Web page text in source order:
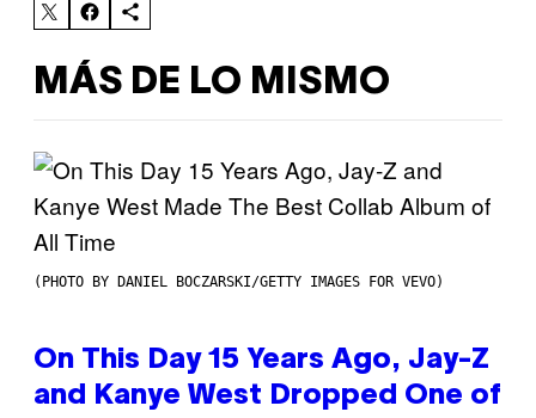
MÁS DE LO MISMO
(PHOTO BY DANIEL BOCZARSKI/GETTY IMAGES FOR VEVO)
On This Day 15 Years Ago, Jay-Z
and Kanye West Dropped One of